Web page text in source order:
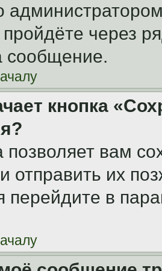
пройдёте через
сообщение.
кнопка
позволяет вам
отправить их
перейдите в